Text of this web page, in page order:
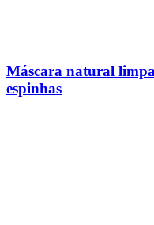
Máscara natural
espinhas